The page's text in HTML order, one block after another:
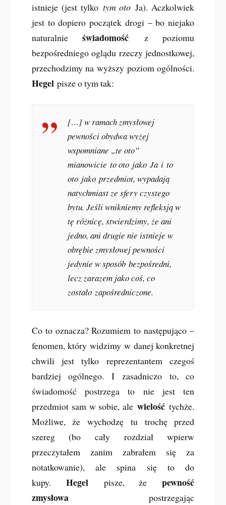
istnieje (jest tylko tym otoJa). Aczkolwiek
jest to dopiero początek drogi – bo niejako
naturalnieświadomość z poziomu
bezpośredniego oglądu rzeczy jednostkowej,
przechodzimy na wyższy poziom ogólności.
Hegel pisze o tym tak:
[…] w ramach zmysłowej
pewności obydwa wyżej
wspomniane „te oto”
mianowicie to oto jako Ja i to
oto jako przedmiot, wypadają
natychmiast ze sfery czystego
bytu. Jeśli wnikniemy refleksją w
tę różnicę, stwierdzimy, że ani
jedno, ani drugie nie istnieje w
obrębie zmysłowej pewności
jedynie w sposób bezpośredni,
lecz zarazem jako coś, co
zostało zapośredniczone.
Co to oznacza? Rozumiem to następująco –
fenomen, który widzimy w danej konkretnej
chwili jest tylko reprezentantem czegoś
bardziej ogólnego. I zasadniczo to, co
świadomość postrzega to nie jest ten
przedmiot sam w sobie, alewielośćtychże.
Możliwe, że wychodzę tu trochę przed
szereg (bo cały rozdział wpierw
przeczytałem zanim zabrałem się za
notatkowanie), ale spina się to do
kupy.Hegel pisze, żepewność
zmysłowapostrzegając